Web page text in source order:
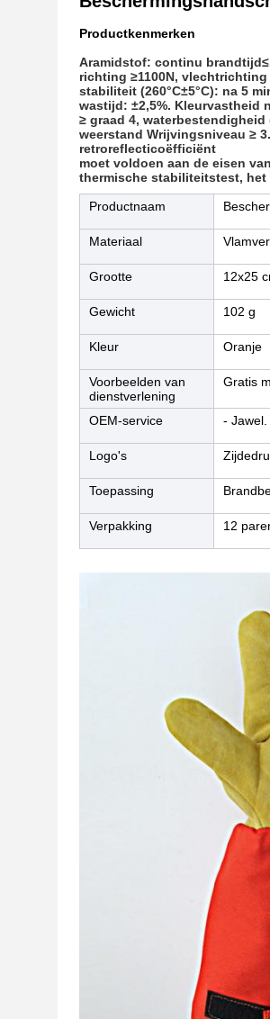
Productkenmerken
Aramidstof: continu
richting ≥1100N,
stabiliteit (260°C±5°C): na 5
wastijd: ±2,5%. Kleurvastheid
≥ graad 4,
weerstand Wrijvingsniveau ≥
retroreflecticoëfficiënt
moet voldoen aan de eisen
thermische stabiliteitstest,
Productnaam
Materiaal
Grootte 12x25
Gewicht 102 g
Kleur Oranje
Voorbeelden van
dienstverlening
Gratis
OEM-service - Jawel.
Logo's
Toepassing
Verpakking 12